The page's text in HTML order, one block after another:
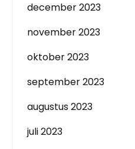
december 2023
november 2023
oktober 2023
september 2023
augustus 2023
juli 2023